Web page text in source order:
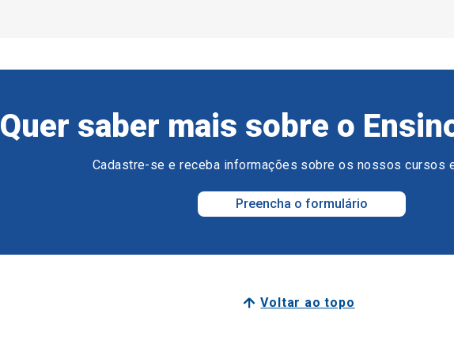
Quer saber mais sobre o
Cadastre-se e receba informações sobre os nossos cursos
Preencha o formulário
Voltar ao topo